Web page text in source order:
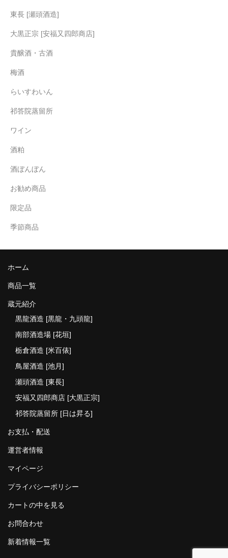
東長 [瀬頭酒造]
大黒正宗 [安福又四郎商店]
貴醸酒・古酒
梅酒
らいすわいん
祁答院蒸留所
ワイン
酒粕
酒ぼんぼん
お勧め商品
限定品
季節商品
ホーム
商品一覧
蔵元紹介
黒龍酒造 [黒龍・九頭龍]
南部酒造場 [花垣]
栃倉酒造 [米百俵]
鳥屋酒造 [池月]
瀬頭酒造 [東長]
安福又四郎商店 [大黒正宗]
祁答院蒸留所 [日は昇る]
お支払・配送
運営者情報
マイページ
プライバシーポリシー
カートの中を見る
お問合わせ
新着情報一覧